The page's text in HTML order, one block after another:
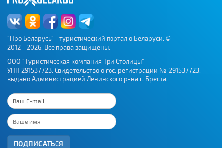
"Про Беларусь" - туристический портал о Беларуси. ©
2012 - 2026. Все права защищены.
ООО "Туристическая компания Три Столицы"
УНП 291537723. Свидетельство о гос. регистрации № 291537723,
выдано Администрацией Ленинского р-на г. Бреста.
ПОДПИСАТЬСЯ